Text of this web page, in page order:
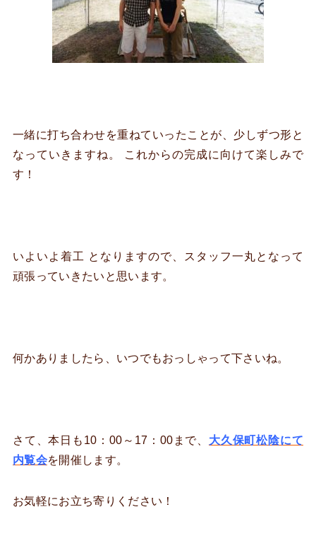
一緒に打ち合わせを重ねていったことが、少しずつ形と
なっていきますね。 これからの完成に向けて楽しみで
す！
いよいよ着工 となりますので、スタッフ一丸となって
頑張っていきたいと思います。
何かありましたら、いつでもおっしゃって下さいね。
さて、本日も10：00～17：00まで、 大久保町松陰にて
内覧会を開催します。
お気軽にお立ち寄りください！